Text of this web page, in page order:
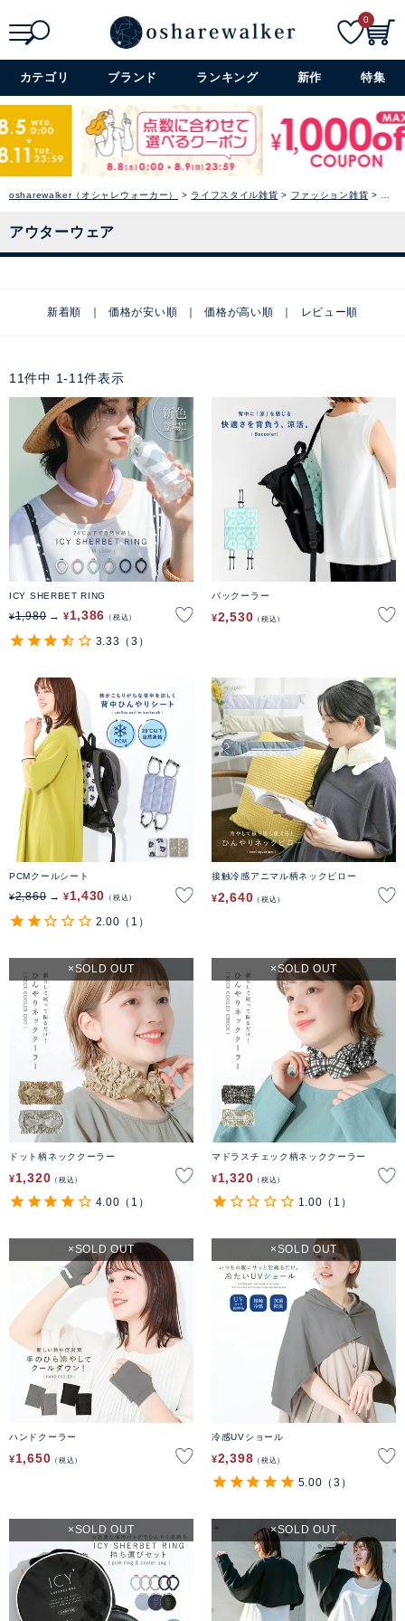
詳細検索+
0
カテゴリ ブランド ランキング 新作 特集
osharewalker（オシャレウォーカー） ライフスタイル雑貨 ファッション雑貨
アウターウェア
新着順 価格が安い順 価格が高い順 レビュー順
11件中 1-11件表示
ICY SHERBET RING
¥1,980 ¥1,386 税込
3.33 （3）
バックーラー
¥2,530 税込
PCMクールシート
¥2,860 ¥1,430 税込
2.00 （1）
接触冷感アニマル柄ネックピロー
¥2,640 税込
ドット柄ネッククーラー
¥1,320 税込
SOLD OUT
4.00 （1）
マドラスチェック柄ネッククーラー
¥1,320 税込
SOLD OUT
1.00 （1）
ハンドクーラー
¥1,650 税込
SOLD OUT
冷感UVショール
¥2,398 税込
SOLD OUT
5.00 （3）
SOLD OUT SOLD OUT